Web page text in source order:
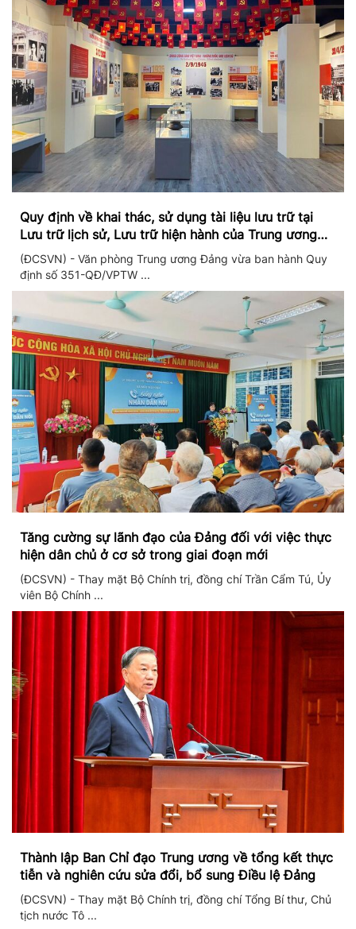
Quy định về khai thác, sử dụng tài liệu lưu trữ tại
Lưu trữ lịch sử, Lưu trữ hiện hành của Trung ương
Đảng và Văn phòng Trung ương Đảng
(ĐCSVN) - Văn phòng Trung ương Đảng vừa ban hành Quy
định số 351-QĐ/VPTW ...
Tăng cường sự lãnh đạo của Đảng đối với việc thực
hiện dân chủ ở cơ sở trong giai đoạn mới
(ĐCSVN) - Thay mặt Bộ Chính trị, đồng chí Trần Cẩm Tú, Ủy
viên Bộ Chính ...
Thành lập Ban Chỉ đạo Trung ương về tổng kết thực
tiễn và nghiên cứu sửa đổi, bổ sung Điều lệ Đảng
(ĐCSVN) - Thay mặt Bộ Chính trị, đồng chí Tổng Bí thư, Chủ
tịch nước Tô ...